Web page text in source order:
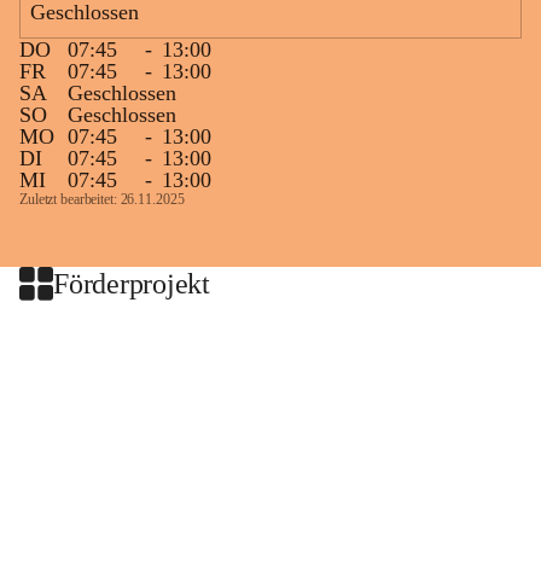
Geschlossen
DO
07:45 - 13:00
FR
07:45 - 13:00
SA
Geschlossen
SO
Geschlossen
MO 07:45 - 13:00
DI
07:45 - 13:00
MI
07:45 - 13:00
Zuletzt bearbeitet: 26.11.2025
Förderprojekt